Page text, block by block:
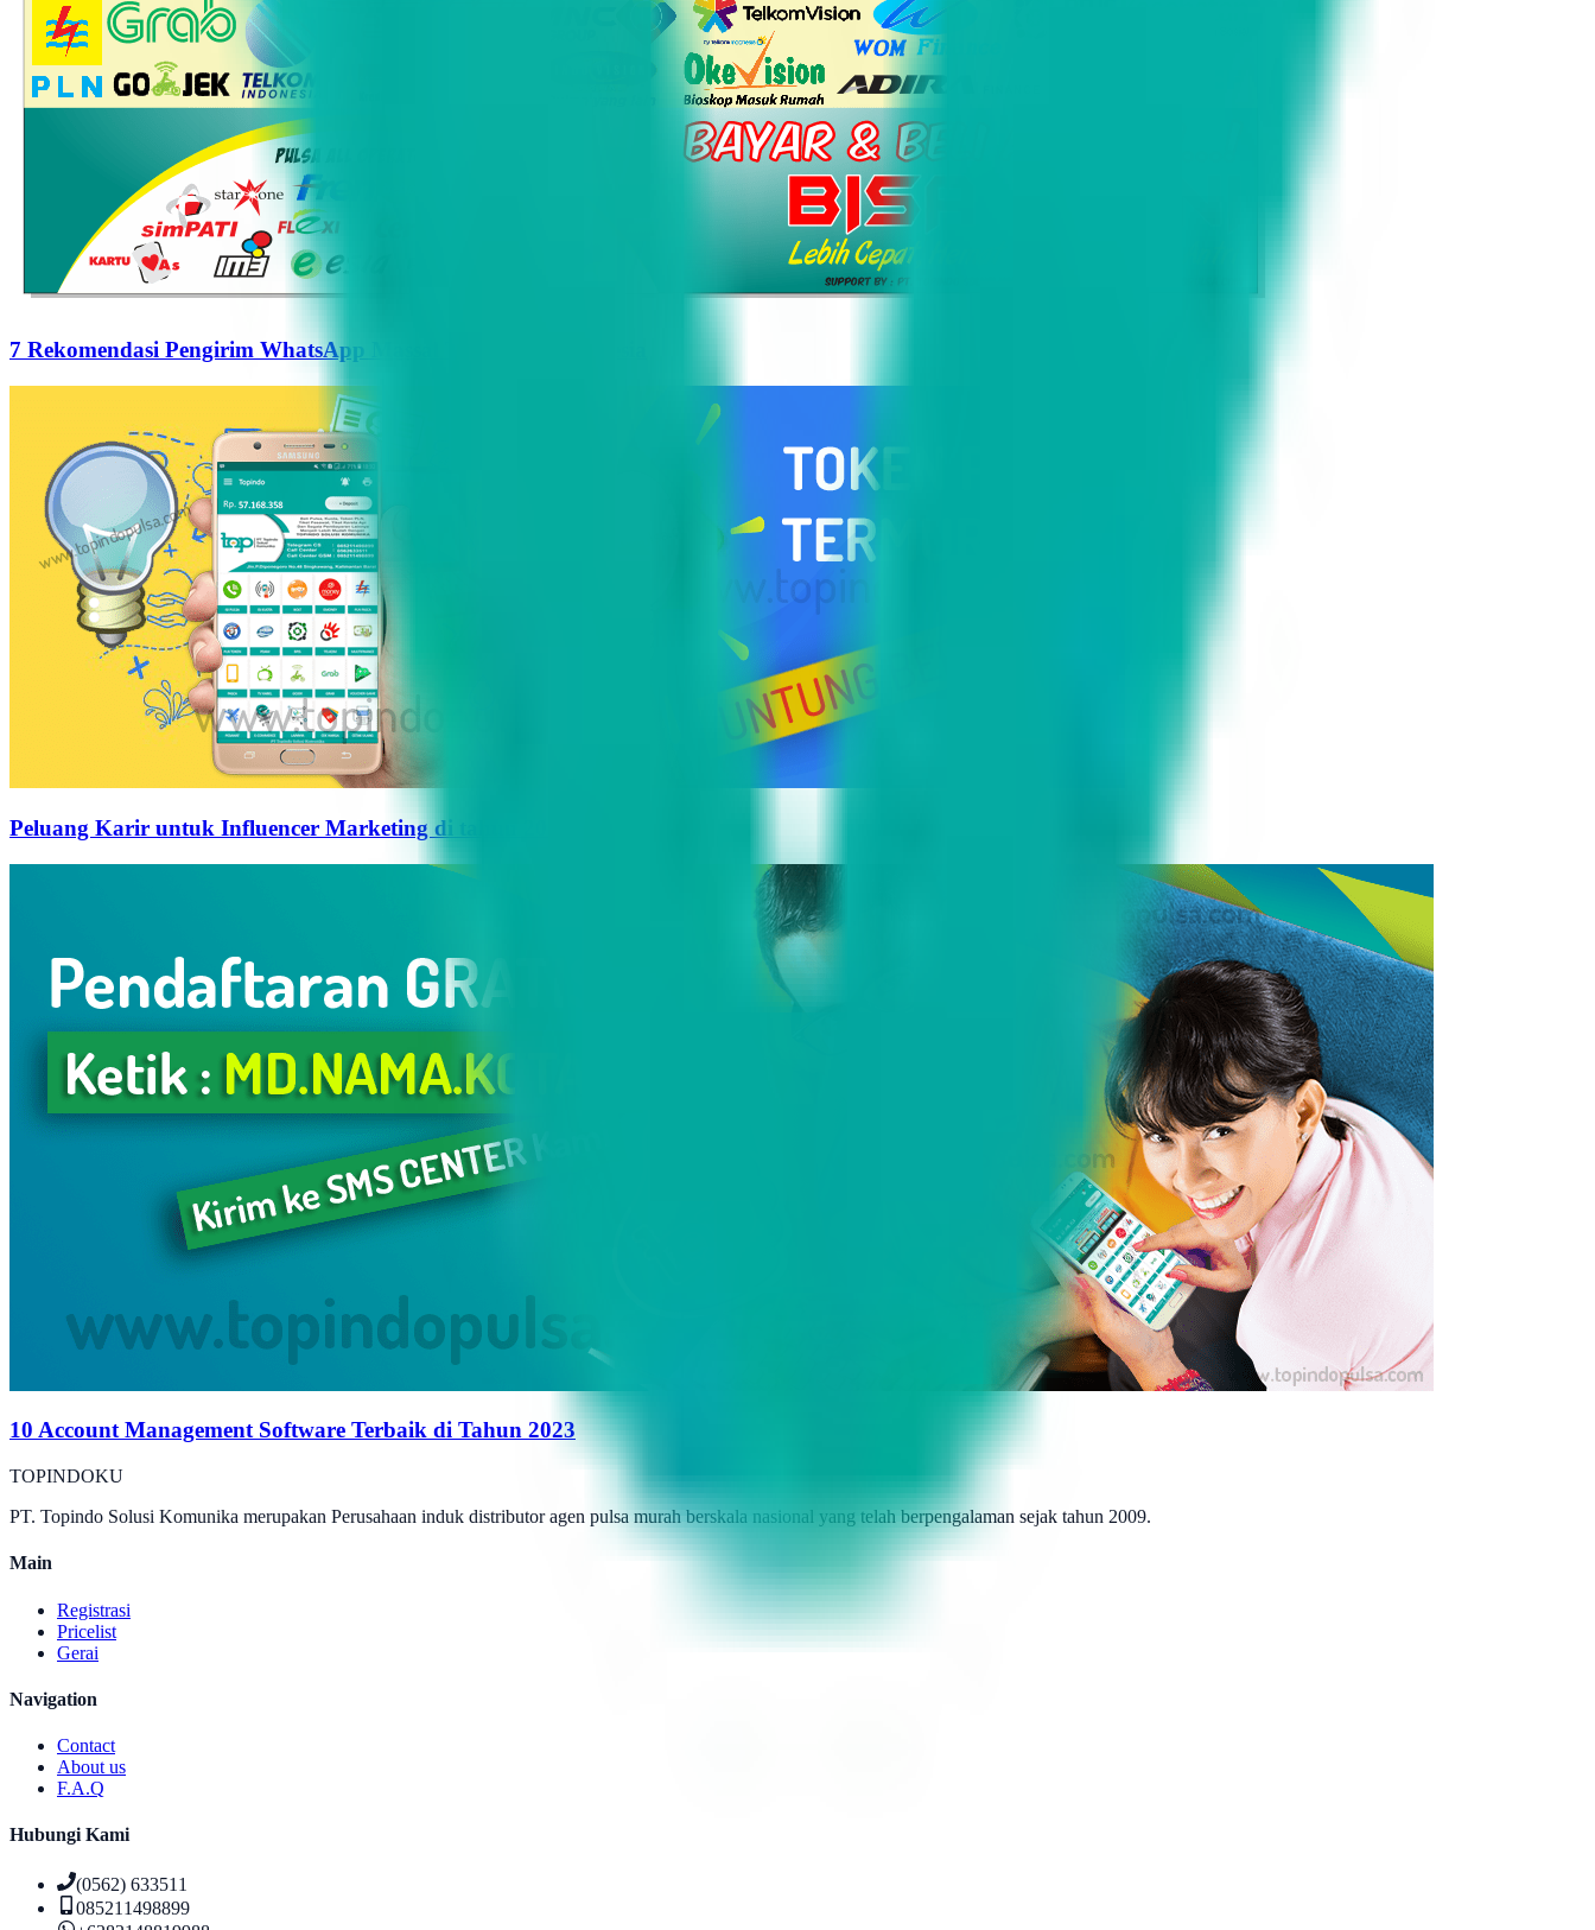
7 Rekomendasi Pengirim WhatsApp Massal Terbaik di Indonesia
Peluang Karir untuk Influencer Marketing di tahun 2023
10 Account Management Software Terbaik di Tahun 2023
TOPINDOKU
PT. Topindo Solusi Komunika merupakan Perusahaan induk distributor agen pulsa murah berskala nasional yang telah berpengalaman sejak tahun 2009.
Main
Registrasi
Pricelist
Gerai
Navigation
Contact
About us
F.A.Q
Hubungi Kami
(0562) 633511
085211498899